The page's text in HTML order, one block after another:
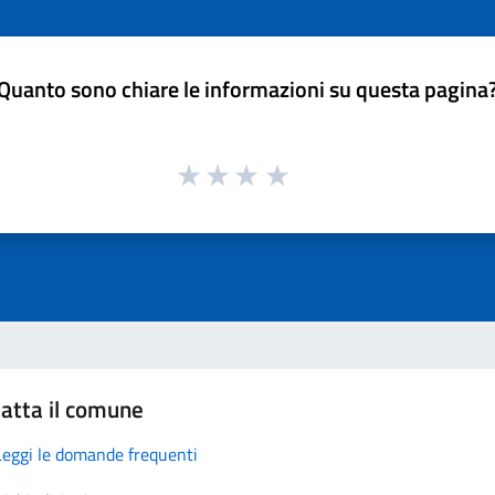
sono chiare le informazioni su questa
il comune
le domande frequenti